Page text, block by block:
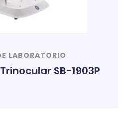
LABORATORIO
SB-1903P